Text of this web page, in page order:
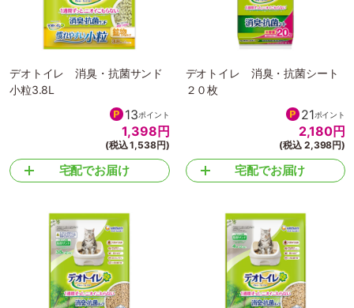
デオトイレ 消臭・抗菌サンド
小粒3.8L
13ポイント
1,398 円
(税込 1,538円)
宅配でお届け
デオトイレ 消臭・抗菌シート
２０枚
21ポイント
2,180円
(税込 2,398円)
宅配でお届け